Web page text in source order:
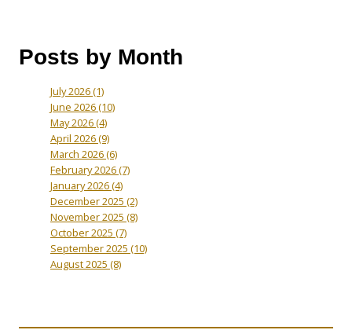
Posts by Month
July 2026(1)
June 2026(10)
May 2026(4)
April 2026(9)
March 2026(6)
February 2026(7)
January 2026(4)
December 2025 (2)
November 2025 (8)
October 2025 (7)
September 2025 (10)
August 2025 (8)